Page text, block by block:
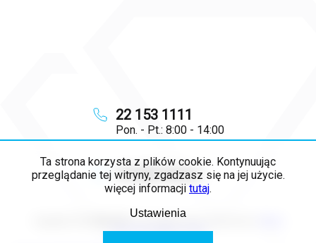
Ta strona korzysta z plików cookie. Kontynuując
przeglądanie tej witryny, zgadzasz się na jej użycie.
więcej informacji tutaj.
Ustawienia
info@ majya.pl
22 153 1111
Pon. - Pt.: 8:00 - 14:00
ustawienia plików cookie